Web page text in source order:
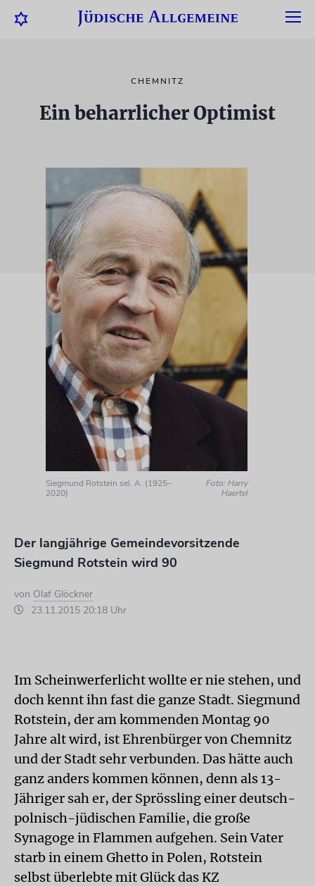
CHEMNITZ
Ein beharrlicher Optimist
Siegmund Rotstein sel. A. (1925–
2020)
Foto: Harry
Haertel
Der langjährige Gemeindevorsitzende
Siegmund Rotstein wird 90
von Olaf Glöckner
23.11.2015 20:18 Uhr
Im Scheinwerferlicht wollte er nie stehen, und
doch kennt ihn fast die ganze Stadt. Siegmund
Rotstein, der am kommenden Montag 90
Jahre alt wird, ist Ehrenbürger von Chemnitz
und der Stadt sehr verbunden. Das hätte auch
ganz anders kommen können, denn als 13-
Jähriger sah er, der Sprössling einer deutsch-
polnisch-jüdischen Familie, die große
Synagoge in Flammen aufgehen. Sein Vater
starb in einem Ghetto in Polen, Rotstein
selbst überlebte mit Glück das KZ